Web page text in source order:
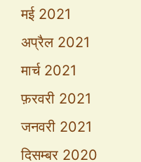
मई 2021
अप्रैल 2021
मार्च 2021
फ़रवरी 2021
जनवरी 2021
दिसम्बर 2020